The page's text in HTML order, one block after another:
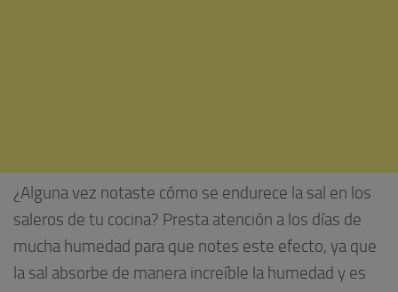
¿Alguna vez notaste cómo se endurece la sal en los
saleros de tu cocina? Presta atención a los días de
mucha humedad para que notes este efecto, ya que
la sal absorbe de manera increíble la humedad y es